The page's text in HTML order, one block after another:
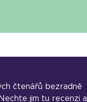
čtenářů bezradně
jim tu recenzi a